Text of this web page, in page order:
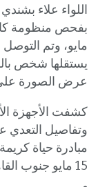
اللواء علاء
بفحص منظومة
مايو، وتم
يستقلها شخص
عرض الصورة على
كشفت الأجهزة
وتفاصيل التعدي
مبادرة حياة
15 مايو جنوب القاهرة.